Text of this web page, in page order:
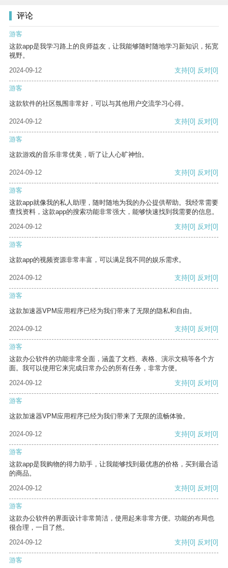
评论
游客
这款app是我学习路上的良师益友，让我能够随时随地学习新知识，拓宽
视野。
2024-09-12
支持[0] 反对[0]
游客
这款软件的社区氛围非常好，可以与其他用户交流学习心得。
2024-09-12 支持[0] 反对[0]
游客
这款游戏的音乐非常优美，听了让人心旷神怡。
2024-09-12 支持[0] 反对[0]
游客
这款app就像我的私人助理，随时随地为我的办公提供帮助。我经常需要
查找资料，这款app的搜索功能非常强大，能够快速找到我需要的信息。
2024-09-12
支持[0] 反对[0]
游客
这款app的视频资源非常丰富，可以满足我不同的娱乐需求。
2024-09-12 支持[0] 反对[0]
游客
这款加速器VPM应用程序已经为我们带来了无限的隐私和自由。
2024-09-12 支持[0] 反对[0]
游客
这款办公软件的功能非常全面，涵盖了文档、表格、演示文稿等各个方
面。我可以使用它来完成日常办公的所有任务，非常方便。
2024-09-12
支持[0] 反对[0]
游客
这款加速器VPM应用程序已经为我们带来了无限的流畅体验。
2024-09-12 支持[0] 反对[0]
游客
这款app是我购物的得力助手，让我能够找到最优惠的价格，买到最合适
的商品。
2024-09-12
支持[0] 反对[0]
游客
这款办公软件的界面设计非常简洁，使用起来非常方便。功能的布局也
很合理，一目了然。
2024-09-12
支持[0] 反对[0]
游客